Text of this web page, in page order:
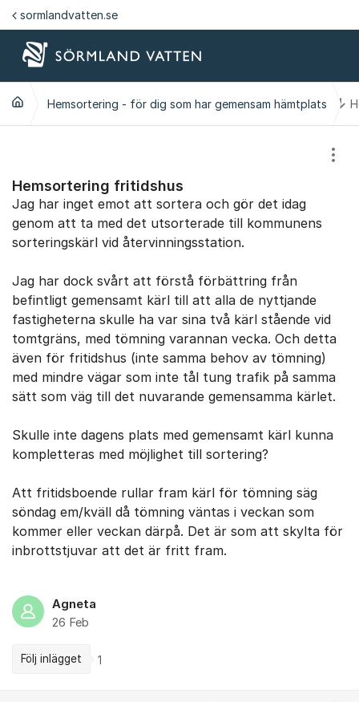
Hoppa till innehåll
sormlandvatten.se
Hemsortering - för dig som har gemensam hämtplats
Hemsortering fritidshus
Jag har inget emot att sortera och gör det idag
genom att ta med det utsorterade till kommunens
sorteringskärl vid återvinningsstation.
Jag har dock svårt att förstå förbättring från
befintligt gemensamt kärl till att alla de nyttjande
fastigheterna skulle ha var sina två kärl stående vid
tomtgräns, med tömning varannan vecka. Och detta
även för fritidshus (inte samma behov av tömning)
med mindre vägar som inte tål tung trafik på samma
sätt som väg till det nuvarande gemensamma kärlet.
Skulle inte dagens plats med gemensamt kärl kunna
kompletteras med möjlighet till sortering?
Att fritidsboende rullar fram kärl för tömning säg
söndag em/kväll då tömning väntas i veckan som
kommer eller veckan därpå. Det är som att skylta för
inbrottstjuvar att det är fritt fram.
Agneta
26 Feb
Följ inlägget 1